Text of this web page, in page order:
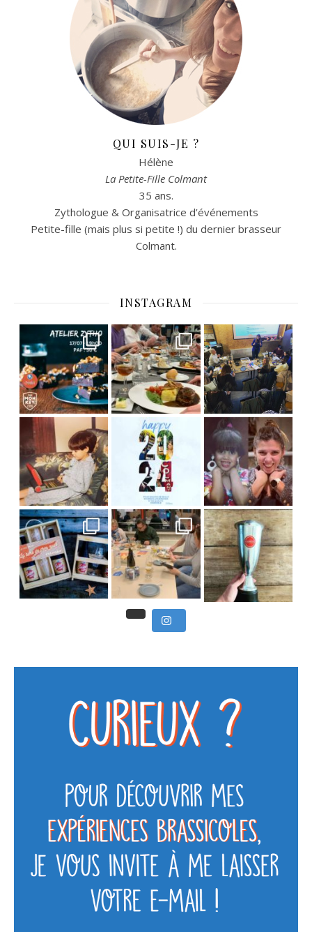
QUI SUIS-JE ?
Hélène
La Petite-Fille Colmant
35 ans.
Zythologue & Organisatrice d’événements
Petite-fille (mais plus si petite !) du dernier brasseur
Colmant.
INSTAGRAM
Viens
Et tou
] Ce week-end marque
Nous avons clôturé le modu
] Pendant